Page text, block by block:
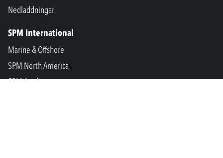
Nedladdningar
SPM International
Marine & Offshore
SPM North America
SPM Academy